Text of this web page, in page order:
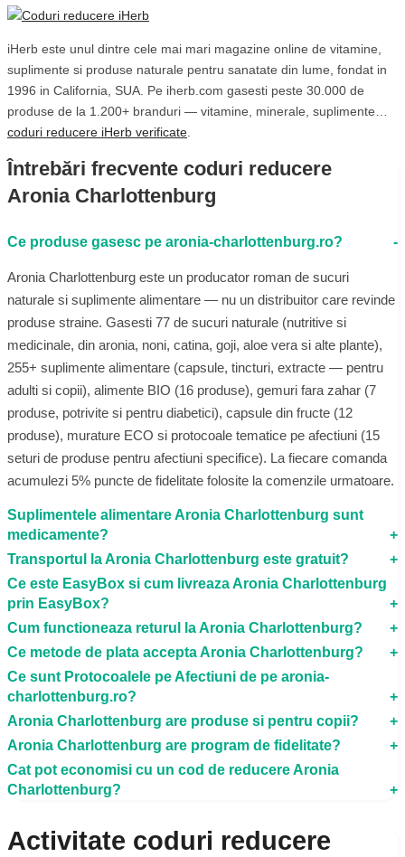
iHerb este unul dintre cele mai mari magazine online de vitamine,
suplimente si produse naturale pentru sanatate din lume, fondat in
1996 in California, SUA. Pe iherb.com gasesti peste 30.000 de
produse de la 1.200+ branduri — vitamine, minerale, suplimente…
coduri reducere iHerb verificate
Întrebări frecvente coduri reducere
Aronia Charlottenburg
Ce produse gasesc pe aronia-charlottenburg.ro?
Aronia Charlottenburg este un producator roman de sucuri
naturale si suplimente alimentare — nu un distribuitor care revinde
produse straine. Gasesti 77 de sucuri naturale (nutritive si
medicinale, din aronia, noni, catina, goji, aloe vera si alte plante),
255+ suplimente alimentare (capsule, tincturi, extracte — pentru
adulti si copii), alimente BIO (16 produse), gemuri fara zahar (7
produse, potrivite si pentru diabetici), capsule din fructe (12
produse), murature ECO si protocoale tematice pe afectiuni (15
seturi de produse pentru afectiuni specifice). La fiecare comanda
acumulezi 5% puncte de fidelitate folosite la comenzile urmatoare.
Suplimentele alimentare Aronia Charlottenburg sunt
medicamente?
Transportul la Aronia Charlottenburg este gratuit?
Ce este EasyBox si cum livreaza Aronia Charlottenburg
prin EasyBox?
Cum functioneaza returul la Aronia Charlottenburg?
Ce metode de plata accepta Aronia Charlottenburg?
Ce sunt Protocoalele pe Afectiuni de pe aronia-
charlottenburg.ro?
Aronia Charlottenburg are produse si pentru copii?
Aronia Charlottenburg are program de fidelitate?
Cat pot economisi cu un cod de reducere Aronia
Charlottenburg?
Activitate coduri reducere